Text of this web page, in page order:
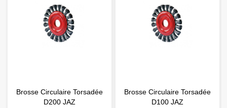
Brosse Circulaire Torsadée
D200 JAZ
Brosse Circulaire Torsadée
D100 JAZ